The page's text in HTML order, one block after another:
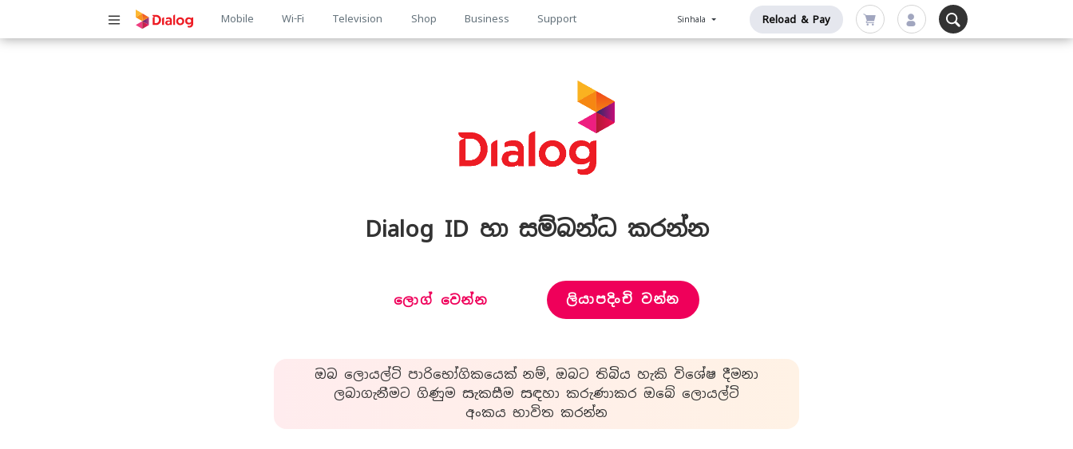
Main
Mobile Wi-Fi Television Shop Business Support Sinhala Reload & Pay
Dialog ID හා සම්බන්ධ කරන්න
ලොග් වෙන්න ලියාපදිංචි වන්න
ඔබ ලොයල්ටි පාරිභෝගිකයෙක් නම්, ඔබට තිබිය හැකි විශේෂ දීමනා
ලබාගැනීමට ගිණුම සැකසීම සඳහා කරුණාකර ඔබේ ලොයල්ටි
අංකය භාවිත කරන්න